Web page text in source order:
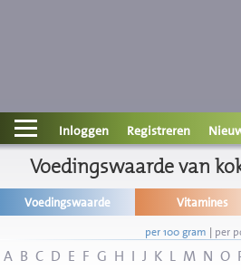
Contact
Informatie
Disclaimer
Inloggen Registreren
Voedingswaarde van
Voedingswaarde Vitamines
per 100 gram | per
A B C D E F G H I J K L M N O